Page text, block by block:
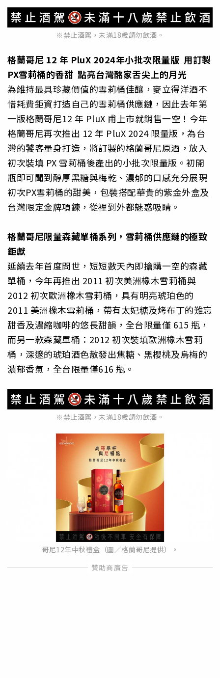
※禁止酒駕，未滿18歲請勿飲酒。
格蘭哥尼 12 年 PluX 2024年小批次限量版 用訂製
PX雪莉桶的香甜 點亮台灣酩家舌尖上的月光
為維持最具珍藏價值的雪莉桶佳釀，麥立得洋酒不
惜耗費鉅資打造自己的雪莉桶供應鏈，因此去年第
一版格蘭哥尼12 年 PluX 甫上市就銷售一空！今年
格蘭哥尼再次推出 12 年 PluX 2024 限量版，為台
灣的饕客量身打造，將訂製的格蘭哥尼原酒，放入
初次裝填 PX 雪莉桶後產出的小批次限量版。初開
瓶即可聞到醇厚黑糖與梅乾、濃郁的口感充分展現
初次PX雪莉桶的甜美，包裝搭配華貴的紫金外盒及
台灣限定金牌項鍊，從裡到外都魅惑吸睛。
格蘭哥尼限量森藏單桶系列，雪莉桶供應鏈的極致
鉅獻
延續去年首度問世，短短數天內即搶購一空的森藏
單桶，今年再推出 2011 初次美洲橡木雪莉桶與
2012 初次歐洲橡木雪莉桶，具有明亮琥珀色的
2011 美洲橡木雪莉桶，帶有太妃糖及烤布丁的難忘
甜香及濃縮咖啡的悠長甜韻，全台限量僅 615 瓶，
而另一款森藏單桶：2012 初次裝填歐洲橡木雪莉
桶，深邃的琥珀酒色散發出焦糖、黑櫻桃及烏梅的
濃郁香氣，全台限量僅616 瓶。
※禁止酒駕，未滿18歲請勿飲酒。
哥尼12年中秋禮盒（圖／格蘭哥尼提供）。